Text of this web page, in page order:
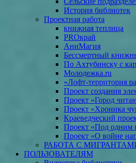
История библиотек
Проектная работа
книжная теплица
PROкрай
АниМагия
Бессмертный
По Ахтубинску с
Молодежка.ru
«Лофт-территория
Проект создания
Проект «Город
Проект «Хроника
Краеведческий
Проект «Под одним
Проект «О войне
РАБОТА С
ПОЛЬЗОВАТЕЛЯМ